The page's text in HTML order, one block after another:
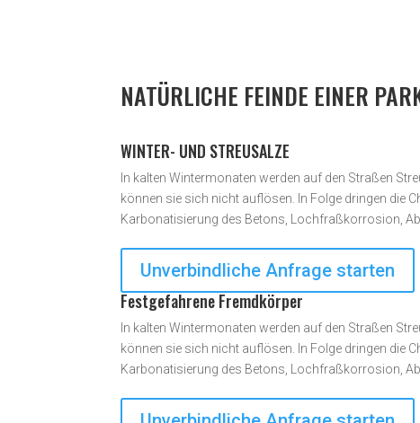
NATÜRLICHE FEINDE EINER
WINTER- UND STREUSALZE
In kalten Wintermonaten werden auf den Straßen
können sie sich nicht auflösen. In Folge dringen die
Karbonatisierung des Betons, Lochfraßkorrosion,
Unverbindliche Anfrage starten
Festgefahrene Fremdkörper
In kalten Wintermonaten werden auf den Straßen
können sie sich nicht auflösen. In Folge dringen die
Karbonatisierung des Betons, Lochfraßkorrosion,